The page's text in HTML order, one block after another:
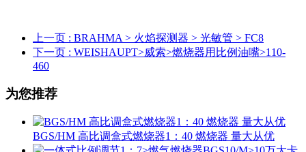
上一页 : BRAHMA > 火焰探测器 > 光敏管 > FC8
下一页 : WEISHAUPT>威索>燃烧器用比例油嘴>110-
460
为您推荐
BGS/HM 高比调盒式燃烧器1：40 燃烧器 量大从优